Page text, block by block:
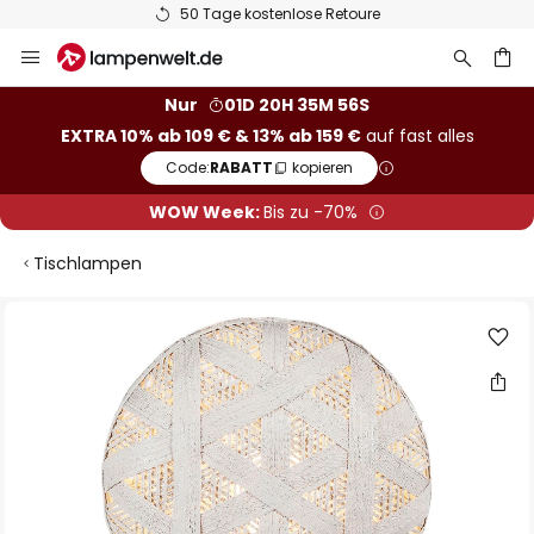
50 Tage kostenlose Retoure
Inhalt
Nur
01D 20H 35M 55S
EXTRA 10% ab 109 € & 13% ab 159 €auf fast alles
Code:RABATT kopieren
WOW Week:Bis zu -70%
Tischlampen